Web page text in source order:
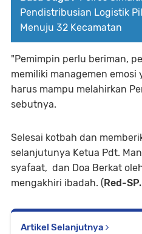
Pendistribusian Logistik
Menuju 32 Kecamatan
"Pemimpin perlu beriman,
memiliki managemen
harus mampu melahirkan
sebutnya.
Selesai kotbah dan
selanjutunya Ketua Pdt.
syafaat, dan Doa Berkat
mengakhiri ibadah. (Red-
Artikel Selanjutnya